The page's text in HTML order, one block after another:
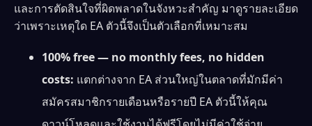
และการตัดสินใจที่ผิดพลาดในจังหวะสำคัญ มาดูรายละเอียด
ว่าเพราะเหตุใด EA ตัวนี้จึงเป็นตัวเลือกที่เหมาะสม
100% free — no monthly fees, no hidden
costs: แตกต่างจาก EA ส่วนใหญ่ในตลาดที่มักมีค่า
สมัครสมาชิกรายเดือนหรือรายปี EA ตัวนี้ให้คุณ